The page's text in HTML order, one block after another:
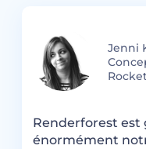
Jenni
Renderforest est
énormément